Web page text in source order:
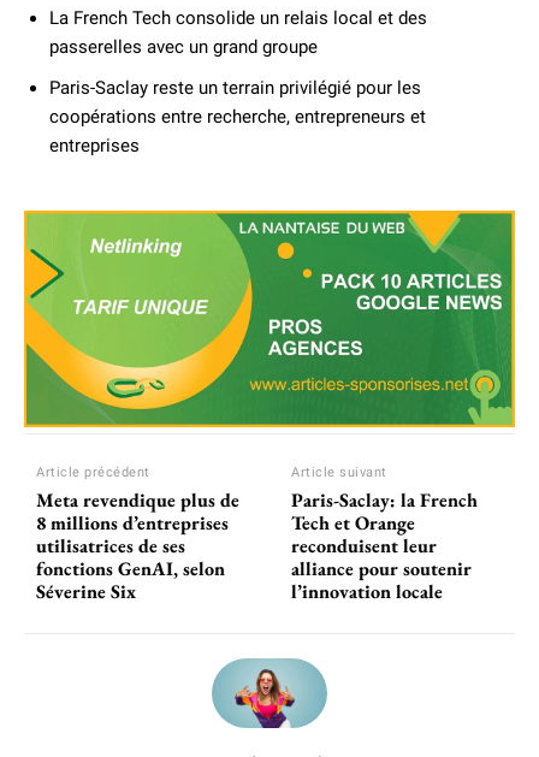
La French Tech consolide un relais local et des
passerelles avec un grand groupe
Paris-Saclay reste un terrain privilégié pour les
coopérations entre recherche, entrepreneurs et
entreprises
Article précédent
Meta revendique plus de
8 millions d’entreprises
utilisatrices de ses
fonctions GenAI, selon
Séverine Six
Article suivant
Paris-Saclay: la French
Tech et Orange
reconduisent leur
alliance pour soutenir
l’innovation locale